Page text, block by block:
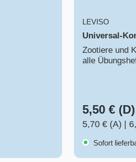
LEVISO
Universal-
Zootiere und
alle
5,50 € (D)
5,70 € (A)
Sofort